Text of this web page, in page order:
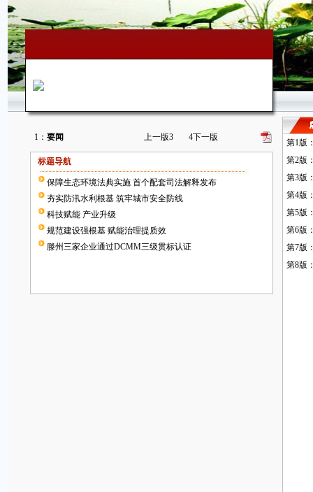
1： 要闻 上一版3 4下一版
标题导航
保障生态环境法典实施 首个配套司法解释发布
夯实防汛水利根基 筑牢城市安全防线
科技赋能 产业升级
规范建设强根基 赋能治理提质效
滕州三家企业通过DCMM三级贯标认证
第1版
第2版
第3版
第4版
第5版
第6版
第7版
第8版